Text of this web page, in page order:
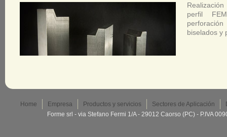
perfil
biselados y
Home Empresa Productos y servicios Sectores de Aplicación
Forme srl - via Stefano Fermi 1/A - 29012 Caorso (PC) - P.IVA